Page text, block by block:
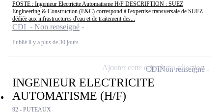
POSTE : Ingenieur Electricite Automatisme H/F DESCRIPTION : SUEZ
Engineering & Construction (E&C) correspond à l'expertise transversale de SUEZ
dédiée aux infrastructures d'eau et de traitement des...
CDI - Non renseigné
Publié il y a plus de 30 jours
INGENIEUR ELECTRICITE
AUTOMATISME (H/F)
92 - PUTEAUX
CDINon renseigné
Ajouter cette offre à ma sélection